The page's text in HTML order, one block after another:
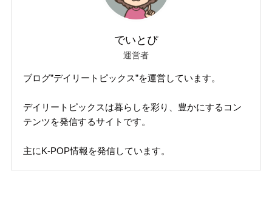
でいとぴ
運営者
ブログ”デイリートピックス”を運営しています。
デイリートピックスは暮らしを彩り、豊かにするコン
テンツを発信するサイトです。
主にK-POP情報を発信しています。